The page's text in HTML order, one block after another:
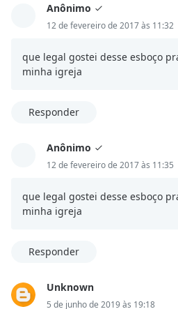
Anônimo
12 de fevereiro de 2017 às 11:32
que legal gostei desse esboço
minha igreja
Responder
Anônimo
12 de fevereiro de 2017 às 11:35
que legal gostei desse esboço
minha igreja
Responder
Unknown
5 de junho de 2019 às 19:18